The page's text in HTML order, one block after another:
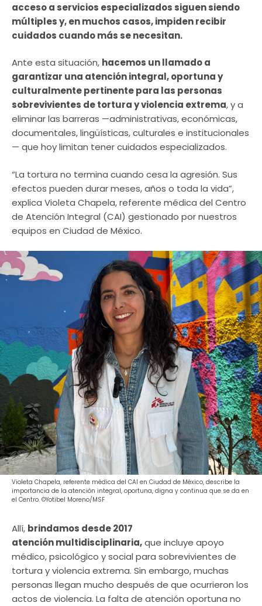
acceso a servicios especializados siguen siendo
múltiples y, en muchos casos, impiden recibir
cuidados cuando más se necesitan.
Ante esta situación, hacemos un llamado a
garantizar una atención integral, oportuna y
culturalmente pertinente para las personas
sobrevivientes de tortura y violencia extrema, y a
eliminar las barreras —administrativas, económicas,
documentales, lingüísticas, culturales e institucionales
— que hoy limitan tener cuidados especializados.
“La tortura no termina cuando cesa la agresión. Sus
efectos pueden durar meses, años o toda la vida”,
explica Violeta Chapela, referente médica del Centro
de Atención Integral (CAI) gestionado por nuestros
equipos en Ciudad de México.
Violeta Chapela, referente médica del CAI en Ciudad de México, describe la
importancia de la atención integral, oportuna, digna y continua que se da en
el Centro. ©Yotibel Moreno/MSF
Allí, brindamos desde 2017
atención multidisciplinaria,que incluye apoyo
médico, psicológico y social para sobrevivientes de
tortura y violencia extrema. Sin embargo, muchas
personas llegan mucho después de que ocurrieron los
actos de violencia. La falta de atención oportuna no